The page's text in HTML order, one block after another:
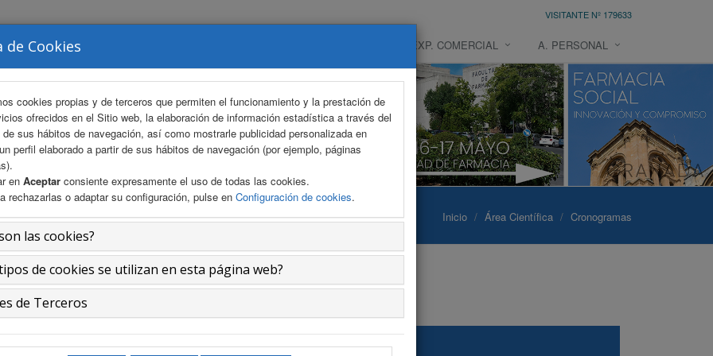
de Cookies
cookies propias y de terceros que permiten el funcionamiento y la prestación de
ofrecidos en el Sitio web, la elaboración de información estadística a través del
sus hábitos de navegación, así como mostrarle publicidad personalizada en
perfil elaborado a partir de sus hábitos de navegación (por ejemplo, páginas
en Aceptar consiente expresamente el uso de todas las cookies.
rechazarlas o adaptar su configuración, pulse en Configuración de cookies.
las cookies?
de cookies se utilizan en esta página web?
de Terceros
VISITANTE Nº 179633
ÁREA CIENTÍFICA EXP. COMERCIAL A. PERSONAL
Inicio Área Científica Cronogramas